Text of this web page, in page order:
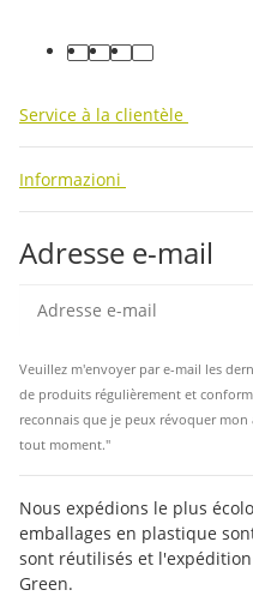
facebook
youtube
instagram
tiktok
Service à la clientèle
Informazioni
Adresse e-mail
Veuillez m'envoyer par e-mail les
de produits régulièrement et
reconnais que je peux révoquer
tout moment."
Nous expédions le plus
emballages en plastique
sont réutilisés et l'expédition
Green.